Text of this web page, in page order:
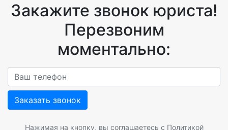
Закажите звонок юриста!
Перезвоним
моментально:
Заказать звонок
Нажимая на кнопку, вы соглашаетесь с Политикой